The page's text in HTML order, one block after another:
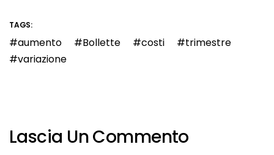
TAGS:
aumento Bollette costi
trimestre
variazione
Lascia Un Commento